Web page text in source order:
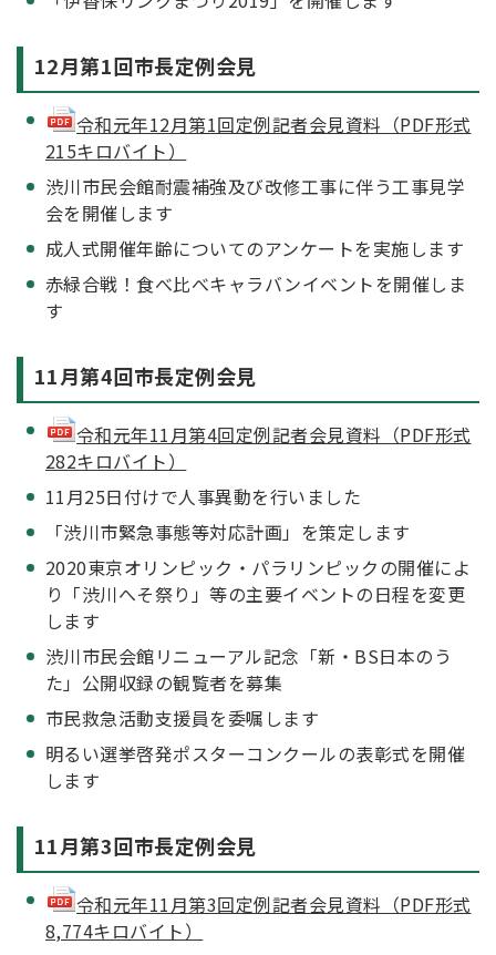
12月第1回市長定例会見
令和元年12月第1回定例記者会見資料（PDF形式
215キロバイト）
渋川市民会館耐震補強及び改修工事に伴う工事見学
会を開催します
成人式開催年齢についてのアンケートを実施します
赤緑合戦！食べ比べキャラバンイベントを開催しま
す
11月第4回市長定例会見
令和元年11月第4回定例記者会見資料（PDF形式
282キロバイト）
11月25日付けで人事異動を行いました
「渋川市緊急事態等対応計画」を策定します
2020東京オリンピック・パラリンピックの開催によ
り「渋川へそ祭り」等の主要イベントの日程を変更
します
渋川市民会館リニューアル記念「新・BS日本のう
た」公開収録の観覧者を募集
市民救急活動支援員を委嘱します
明るい選挙啓発ポスターコンクールの表彰式を開催
します
11月第3回市長定例会見
令和元年11月第3回定例記者会見資料（PDF形式
8,774キロバイト）